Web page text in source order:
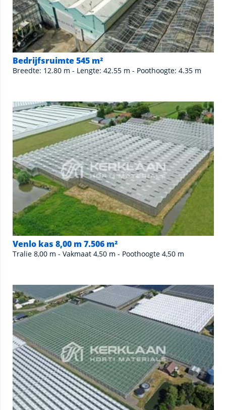
Bedrijfsruimte 545 m²
Breedte: 12.80 m - Lengte: 42.55 m - Poothoogte: 4.35 m
Venlo kas 8,00 m 7.506 m²
Tralie 8,00 m - Vakmaat 4,50 m - Poothoogte 4,50 m